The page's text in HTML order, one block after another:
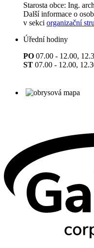
Starosta obce: Ing.
Další informace o
v sekci organizační
Úřední hodiny
PO 07.00 - 12.00,
ST 07.00 - 12.00,